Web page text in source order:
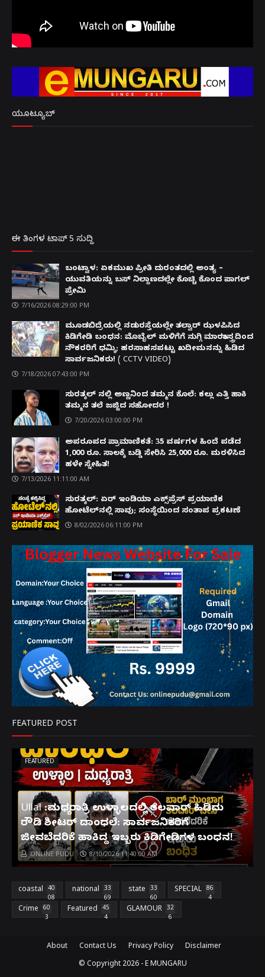
ಯೂಟ್ಯೂಬ್
ಈ ತಿಂಗಳ ಟಾಪ್ 5 ಸುದ್ದಿ
ಬಂಟ್ವಾಳ: ಏಕಮುಖ ಪ್ರೀತಿ ದುರಂತದಲ್ಲಿ ಅಂತ್ಯ –
ಯುವತಿಯನ್ನು ಬಸ್ ನಿಲ್ದಾಣದಲ್ಲೇ ಕೊಚ್ಚಿ ಕೊಂದ ಪಾಗಲ್
ಪ್ರೇಮಿ
7/16/2026 08:29:00 PM
ಮೂಡಬಿದ್ರೆಯಲ್ಲಿ ನಡುರಸ್ತೆಯಲ್ಲೇ ತಲ್ವಾರ್ ಝಳಪಿಸಿದ
ಕಿಡಿಗೇಡಿ ಬಂಧನ: ಮೊಬೈಲ್ ಮಳಿಗೆಗೆ ನುಗ್ಗಿ ಮಾರಕಾಸ್ತ್ರದಿಂದ
ನೌಕರರಿಗೆ ಧಮ್ಕಿ; ಹರಸಾಹಸಪಟ್ಟು ಖದೀಮನನ್ನು ಹಿಡಿದ
ಸಾರ್ವಜನಿಕರು! ( CCTV VIDEO)
7/18/2026 07:43:00 PM
ಸುರತ್ಕಲ್ ನಲ್ಲಿ ಅಣ್ಣನಿಂದ ತಮ್ಮನ ಕೊಲೆ: ಕಲ್ಲು ಎತ್ತಿ ಹಾಕಿ
ತಮ್ಮನ ತಲೆ ಜಜ್ಜಿದ ಸಹೋದರ !
7/20/2026 03:00:00 PM
ಅಪರೂಪದ ಪ್ರಾಮಾಣಿಕತೆ: 35 ವರ್ಷಗಳ ಹಿಂದೆ ಪಡೆದ
1,000 ರೂ. ಸಾಲಕ್ಕೆ ಬಡ್ಡಿ ಸೇರಿಸಿ 25,000 ರೂ. ಮರಳಿಸಿದ
ಹಳೇ ಸ್ನೇಹಿತ!
7/13/2026 11:11:00 AM
ಸುರತ್ಕಲ್: ಏರ್ ಇಂಡಿಯಾ ಎಕ್ಸ್‌ಪ್ರೆಸ್ ಪ್ರಯಾಣಿಕ
ಹೋಟೆಲ್‌ನಲ್ಲಿ ಸಾವು; ಸಂಸ್ಥೆಯಿಂದ ಸಂತಾಪ ಪ್ರಕಟಣೆ
8/02/2026 06:11:00 PM
FEATURED POST
FEATURED
Ullal :ಮಧ್ಯರಾತ್ರಿ ಉಳ್ಳಾಲದಲ್ಲಿ ತಲವಾರ್ ಹಿಡಿದು
ರೌಡಿ ಶೀಟರ್ ದಾಂಧಲೆ: ಸಾರ್ವಜನಿಕರಿಗೆ
ಜೀವಬೆದರಿಕೆ ಹಾಕಿದ್ದ ಇಬ್ಬರು ಕಿಡಿಗೇಡಿಗಳ ಬಂಧನ!
ONLINE PUDU 8/10/2026 11:40:00 AM
coastal
40
08
national
33
69
state
33
60
SPECIAL
86
4
Crime
60
3
Featured
45
4
GLAMOUR
32
6
About Contact Us Privacy Policy
Disclaimer
© Copyright 2026 -E MUNGARU